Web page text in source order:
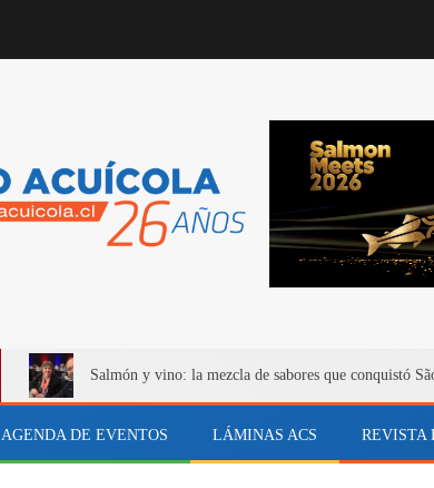
Salmón y vino: la mezcla de sabores que conquistó
AGENDA DE EVENTOS LÁMINAS ACS REVISTA